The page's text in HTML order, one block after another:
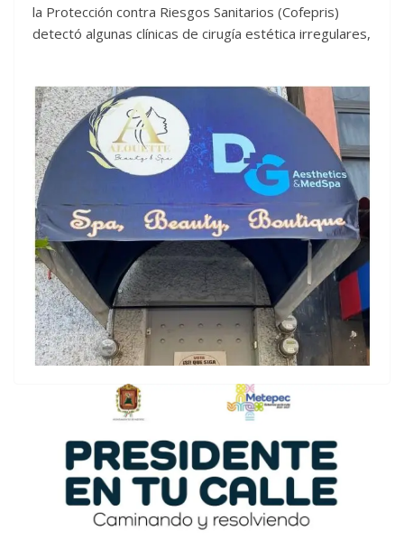
la Protección contra Riesgos Sanitarios (Cofepris)
detectó algunas clínicas de cirugía estética irregulares,